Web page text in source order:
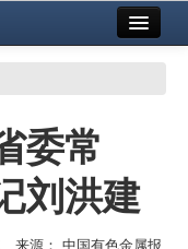
委常
刘洪建
来源： 中国有色金属报